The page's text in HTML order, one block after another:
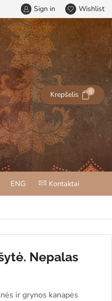
Sign in Wishlist
Krepšelis 0
ENG Kontaktai
Nepalas
ir grynos kanapės